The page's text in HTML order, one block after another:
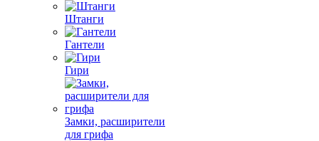
Штанги
Гантели
Гири
Замки, расширители
для грифа